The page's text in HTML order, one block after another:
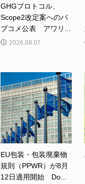
GHGプロトコル、
Scope2改定案へのパ
ブコメ公表 アワリ...
2026.08.07
EU包装・包装廃棄物
規則（PPWR）が8月
12日適用開始 Do...